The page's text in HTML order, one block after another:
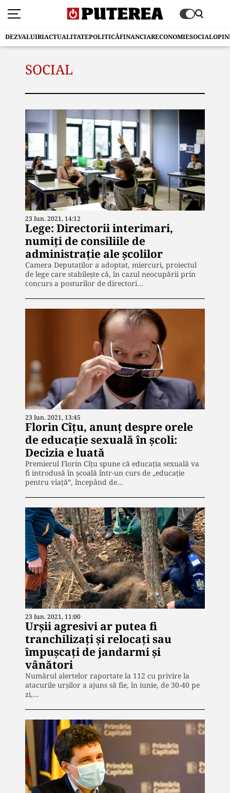
DEZVALUIRIACTUALITATEPOLITICĂFINANCIARECONOMIESOCIAL
SOCIAL
23 Iun. 2021, 14:12
Lege: Directorii interimari,
numiți de consiliile de
administrație ale școlilor
Camera Deputaților a adoptat, miercuri, proiectul
de lege care stabilește că, în cazul neocupării prin
concurs a posturilor de directori…
23 Iun. 2021, 13:45
Florin Cîțu, anunț despre orele
de educație sexuală în școli:
Decizia e luată
Premierul Florin Cîțu spune că educația sexuală va
fi introdusă în școală într-un curs de „educație
pentru viață”, începând de…
23 Iun. 2021, 11:00
Urşii agresivi ar putea fi
tranchilizaţi şi relocaţi sau
împuşcaţi de jandarmi şi
vânători
Numărul alertelor raportate la 112 cu privire la
atacurile urşilor a ajuns să fie, în iunie, de 30-40 pe
zi,…